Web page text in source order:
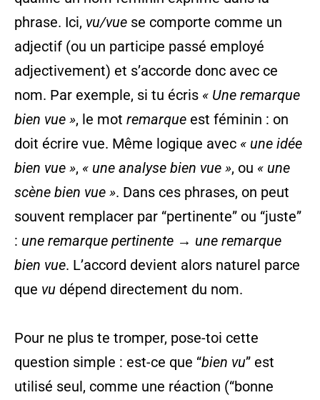
phrase. Ici, vu/vue se comporte comme un
adjectif (ou un participe passé employé
adjectivement) et s’accorde donc avec ce
nom. Par exemple, si tu écris « Une remarque
bien vue », le mot remarque est féminin : on
doit écrire vue. Même logique avec « une idée
bien vue », « une analyse bien vue », ou « une
scène bien vue ». Dans ces phrases, on peut
souvent remplacer par “pertinente” ou “juste”
: une remarque pertinente → une remarque
bien vue. L’accord devient alors naturel parce
que vu dépend directement du nom.
Pour ne plus te tromper, pose-toi cette
question simple : est-ce que “bien vu” est
utilisé seul, comme une réaction (“bonne